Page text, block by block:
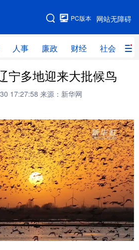
网站无障碍
PC版本
人事 廉政 财经 社会 科
网站地图
时政 人事
社会
健康 旅游
直播 无人机
河北 山西
上海 江苏
福建 江西
宁多地迎来大批候鸟
17:27:58 来源：新华网